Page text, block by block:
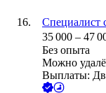
Специалист
35 000 – 47
Без опыта
Можно
Выплаты: